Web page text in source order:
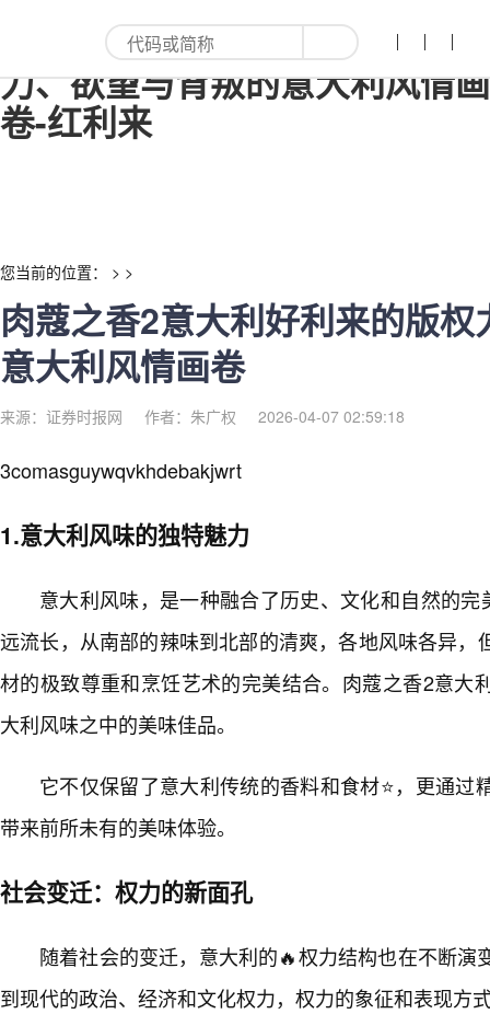
肉蔻之香2意大利好利来的版权
力、欲望与背叛的意大利风情画
卷-红利来
您当前的位置： > >
肉蔻之香2意大利好利来的版
意大利风情画卷
来源：证券时报网 作者：朱广权 2026-04-07 02:59:18
3comasguywqvkhdebakjwrt
1.意大利风味的独特魅力
意大利风味，是一种融合了历史、文化和自然的完
远流长，从南部的辣味到北部的清爽，各地风味各异
材的极致尊重和烹饪艺术的完美结合。肉蔻之香2意大
大利风味之中的美味佳品。
它不仅保留了意大利传统的香料和食材⭐，更通过
带来前所未有的美味体验。
社会变迁：权力的新面孔
随着社会的变迁，意大利的🔥权力结构也在不断演
到现代的政治、经济和文化权力，权力的象征和表现方